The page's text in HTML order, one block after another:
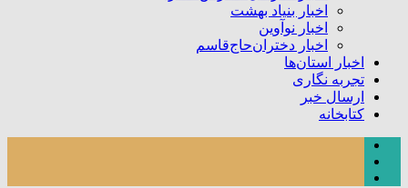
اخبار بنیاد بهشت
اخبار نوآوین
اخبار دختران‌حاج‌قاسم
اخبار استان‌ها
تجربه نگاری
ارسال خبر
کتابخانه